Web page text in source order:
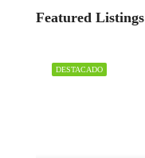
Featured Listings
DESTACADO